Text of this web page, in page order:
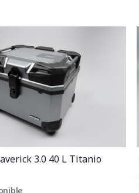
3.0 40 L Titanio